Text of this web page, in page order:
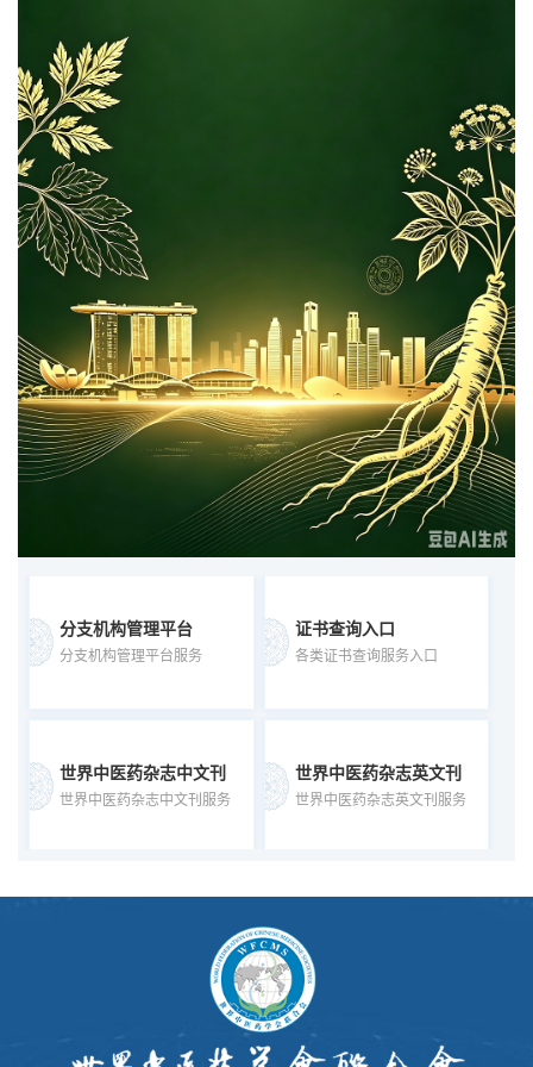
分支机构管理平台
分支机构管理平台服务
证书查询入口
各类证书查询服务入口
世界中医药杂志中文刊
世界中医药杂志中文刊服务
世界中医药杂志英文刊
世界中医药杂志英文刊服务
世界睡眠医学杂志
道地中药材交易平台 当归临床研究记录系统